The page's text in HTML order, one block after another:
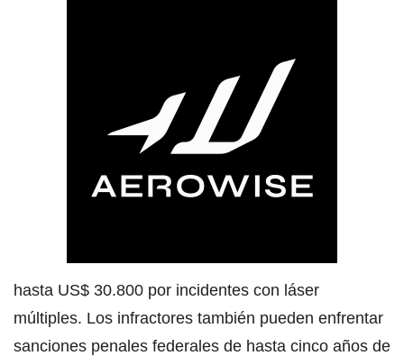
hasta US$ 30.800 por incidentes con láser
múltiples. Los infractores también pueden enfrentar
sanciones penales federales de hasta cinco años de